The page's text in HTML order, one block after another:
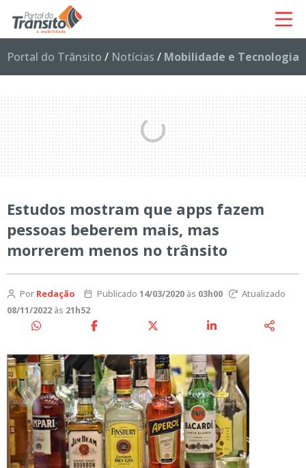
Portal do Trânsito / Notícias / Mobilidade e Tecnologia
Estudos mostram que apps fazem
pessoas beberem mais, mas
morrerem menos no trânsito
Por Redação Publicado 14/03/2020às 03h00
Atualizado
08/11/2022 às 21h52